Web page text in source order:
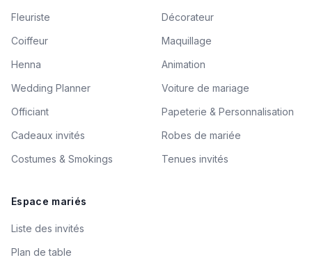
Fleuriste
Décorateur
Coiffeur
Maquillage
Henna
Animation
Wedding Planner
Voiture de mariage
Officiant
Papeterie & Personnalisation
Cadeaux invités
Robes de mariée
Costumes & Smokings
Tenues invités
Espace mariés
Liste des invités
Plan de table